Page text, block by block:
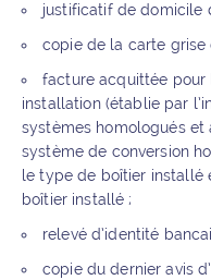
justificatif de domicile
copie de la carte grise
facture acquittée pour
installation (établie par
systèmes homologués
système de conversion
le type de boîtier installé
boîtier installé ;
relevé d’identité
copie du dernier avis